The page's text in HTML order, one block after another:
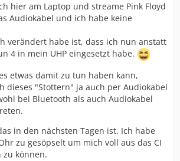
hier am Laptop und streame Pink Floyd
Audiokabel und ich habe keine
verändert habe ist, dass ich nun anstatt
4 in mein UHP eingesetzt habe.
etwas damit zu tun haben kann,
dieses "Stottern" ja auch per Audiokabel
bei Bluetooth als auch Audiokabel
in den nächsten Tagen ist. Ich habe
zu gesöpselt um mich voll aus das CI
zu können.